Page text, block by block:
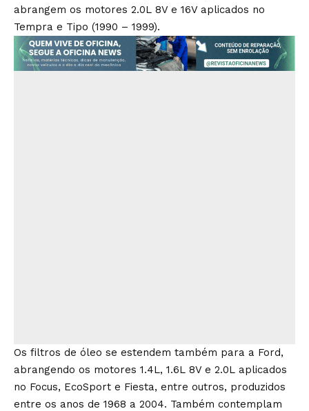
abrangem os motores 2.0L 8V e 16V aplicados no
Tempra e Tipo (1990 – 1999).
Os filtros de óleo se estendem também para a Ford,
abrangendo os motores 1.4L, 1.6L 8V e 2.0L aplicados
no Focus, EcoSport e Fiesta, entre outros, produzidos
entre os anos de 1968 a 2004. Também contemplam